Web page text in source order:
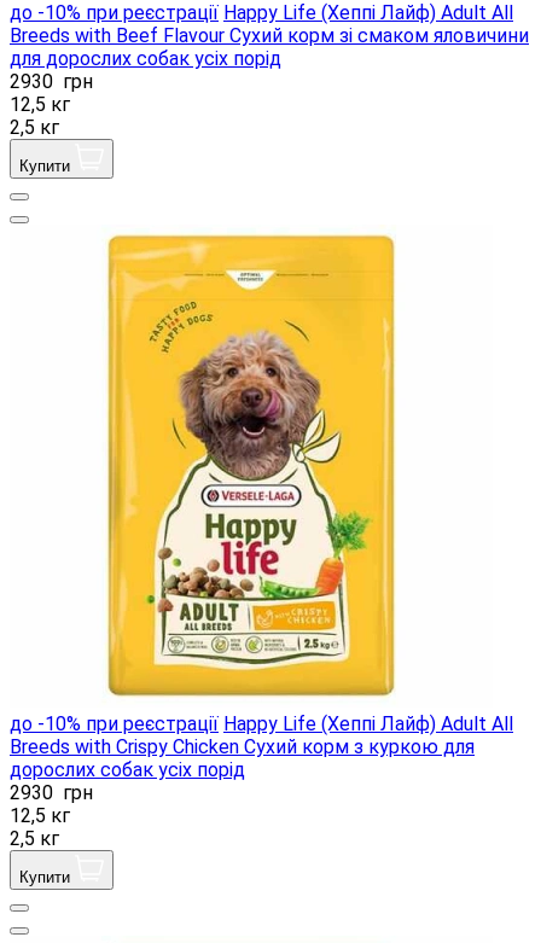
до -10% при реєстрації Happy Life (Хеппі Лайф) Adult All
Breeds with Beef Flavour Сухий корм зі смаком яловичини
для дорослих собак усіх порід
2930 грн
12,5 кг
2,5 кг
Купити
до -10% при реєстрації Happy Life (Хеппі Лайф) Adult All
Breeds with Crispy Chicken Сухий корм з куркою для
дорослих собак усіх порід
2930 грн
12,5 кг
2,5 кг
Купити